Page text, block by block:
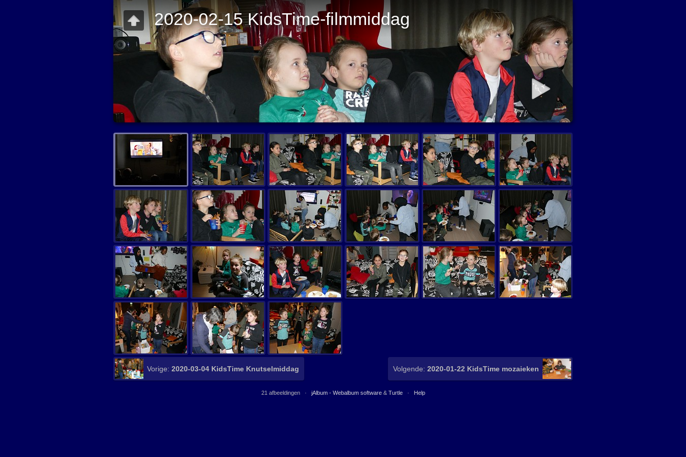
2020-02-15 KidsTime-filmmiddag
Start diapresentatie
Volgende: 2020-01-22 KidsTime mozaieken
Vorige: 2020-03-04 KidsTime Knutselmiddag
21 afbeeldingen · jAlbum - Webalbum software& Turtle· Help